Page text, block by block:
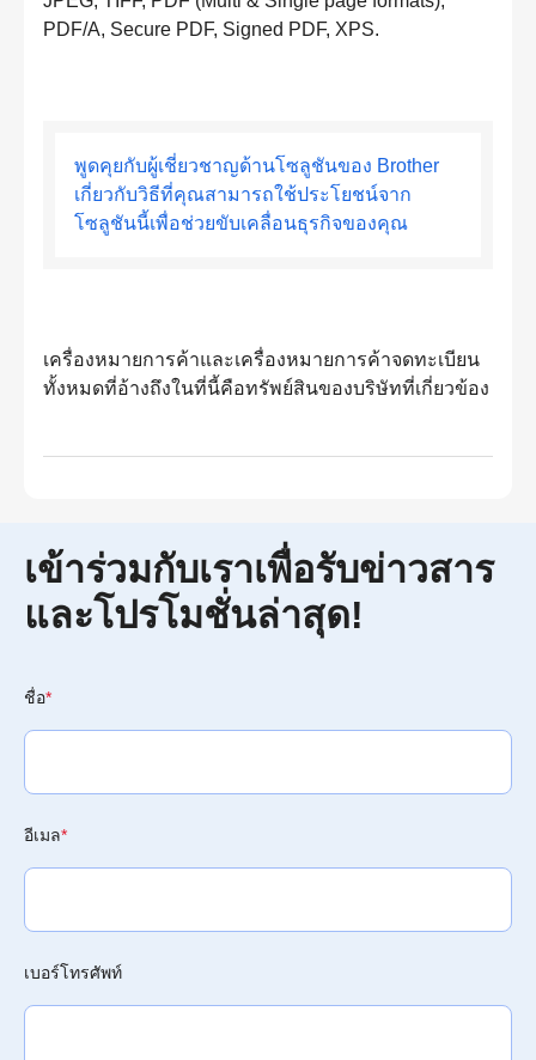
PDF/A, Secure PDF, Signed PDF, XPS.
พูดคุยกับผู้เชี่ยวชาญด้านโซลูชันของ Brother
เกี่ยวกับวิธีที่คุณสามารถใช้ประโยชน์จาก
โซลูชันนี้เพื่อช่วยขับเคลื่อนธุรกิจของคุณ
เครื่องหมายการค้าและเครื่องหมายการค้าจดทะเบียน
ทั้งหมดที่อ้างถึงในที่นี้คือทรัพย์สินของบริษัทที่เกี่ยวข้อง
เข้าร่วมกับเราเพื่อรับข่าวสาร
และโปรโมชั่นล่าสุด!
ชื่อ*
อีเมล*
เบอร์โทรศัพท์